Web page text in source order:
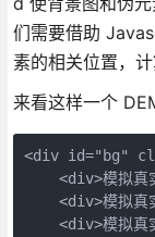
们需要借助
素的相关位置，计
来看这样一个
<div id="bg"
<div>模拟真
<div>模拟真
<div>模拟真